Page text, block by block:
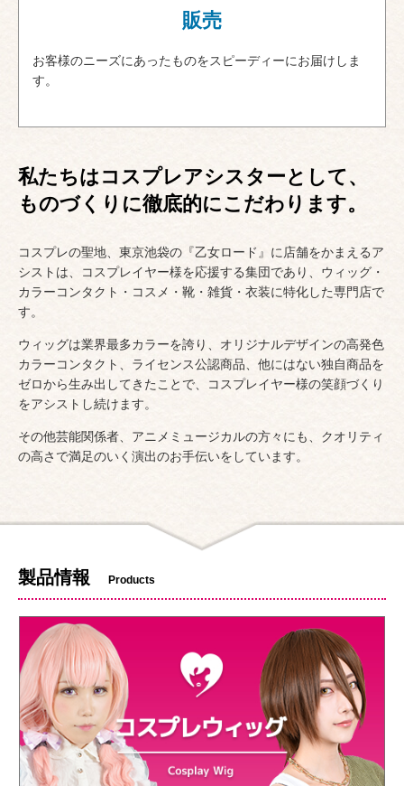
販売
お客様のニーズにあったものをスピーディーにお届けしま
す。
私たちはコスプレアシスターとして、
ものづくりに徹底的にこだわります。
コスプレの聖地、東京池袋の『乙女ロード』に店舗をかまえるア
シストは、
コスプレイヤー様を応援する集団であり、 ウィッグ・
カラーコンタクト・コスメ・靴・雑貨・衣装に特化した専門店で
す。
ウィッグは業界最多カラーを誇り、 オリジナルデザインの高発色
カラーコンタクト、ライセンス公認商品、他にはない独自商品を
ゼロから生み出してきたことで、
コスプレイヤー様の笑顔づくり
をアシストし続けます。
その他芸能関係者、アニメミュージカルの方々にも、 クオリティ
の高さで満足のいく演出のお手伝いをしています。
製品情報 Products